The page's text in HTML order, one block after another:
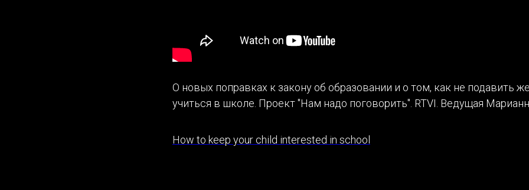
О новых поправках к закону об образовании и о том, как не подавить
учиться в школе. Проект "Нам надо поговорить". RTVI. Ведущая
How to keep your child interested in school